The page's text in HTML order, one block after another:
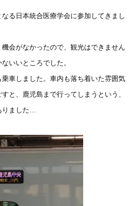
る日本統合医療学会に参加してきまし
会がなかったので、観光はできません
いいところでした。
車しました。車内も落ち着いた雰囲気
と、鹿児島まで行ってしまうという、
ました…